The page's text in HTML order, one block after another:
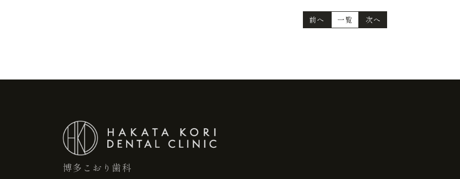
前へ 一覧 次へ
博多こおり歯科